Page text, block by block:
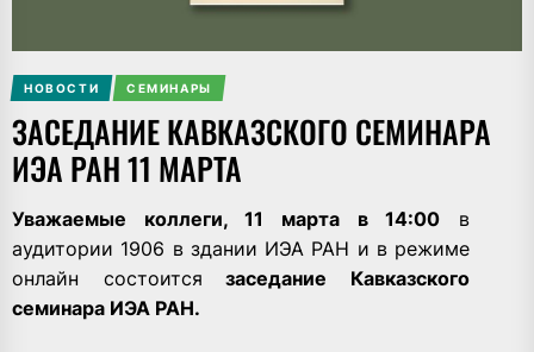
НОВОСТИ СЕМИНАРЫ
ЗАСЕДАНИЕ КАВКАЗСКОГО СЕМИНАРА
ИЭА РАН 11 МАРТА
Уважаемые коллеги, 11 марта в 14:00 в
аудитории 1906 в здании ИЭА РАН и в режиме
онлайн состоится заседание Кавказского
семинара ИЭА РАН.